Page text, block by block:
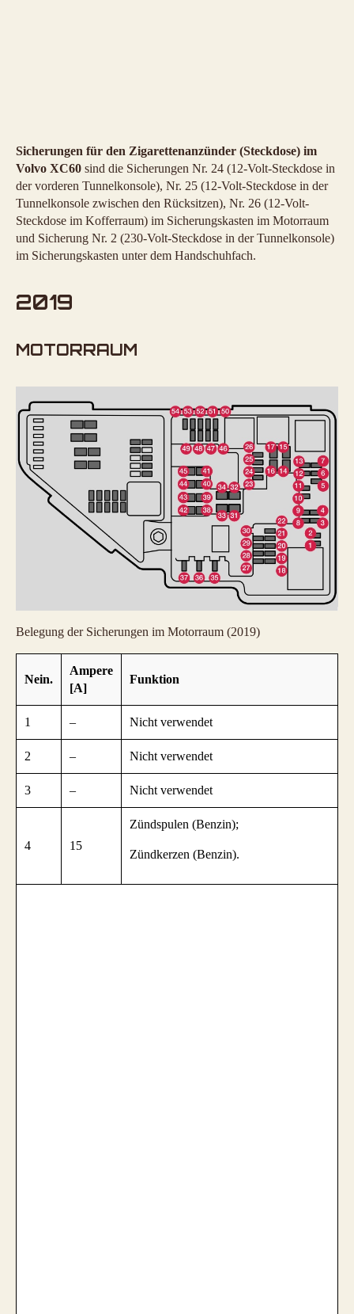
Sicherungen für den Zigarettenanzünder (Steckdose) im
Volvo XC60 sind die Sicherungen Nr. 24 (12-Volt-Steckdose in
der vorderen Tunnelkonsole), Nr. 25 (12-Volt-Steckdose in der
Tunnelkonsole zwischen den Rücksitzen), Nr. 26 (12-Volt-
Steckdose im Kofferraum) im Sicherungskasten im Motorraum
und Sicherung Nr. 2 (230-Volt-Steckdose in der Tunnelkonsole)
im Sicherungskasten unter dem Handschuhfach.
2019
MOTORRAUM
Belegung der Sicherungen im Motorraum (2019)
Nein.
Ampere
[A]
Funktion
1 – Nicht verwendet
2 – Nicht verwendet
3 – Nicht verwendet
4 15
Zündspulen (Benzin);
Zündkerzen (Benzin).